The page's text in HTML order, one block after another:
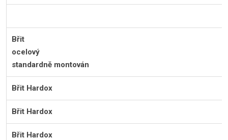
Břit
standardně montován
Břit Hardox
Břit Hardox
Břit Hardox